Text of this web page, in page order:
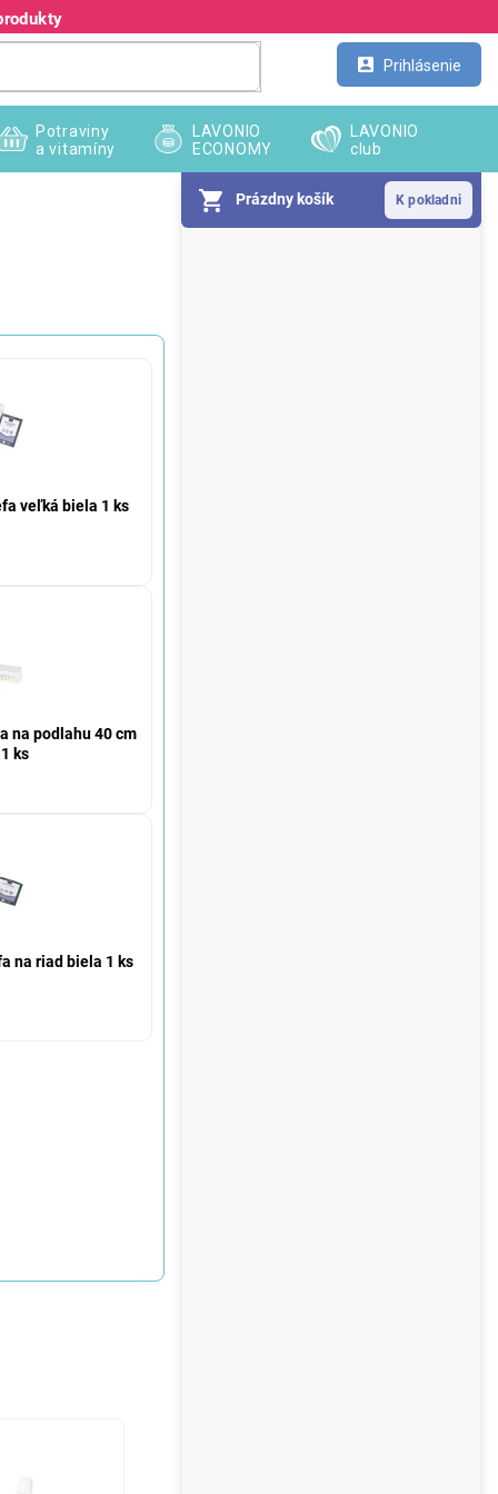
Prihlásenie
Prázdny košík
Potraviny
a vitamíny
LAVONIO
ECONOMY
LAVONIO
club
veľká biela 1 ks
na podlahu 40 cm
ks
na riad biela 1 ks